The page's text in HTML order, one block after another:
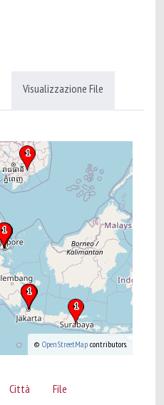
Visualizzazione File
© OpenStreetMap contributors.
Città File